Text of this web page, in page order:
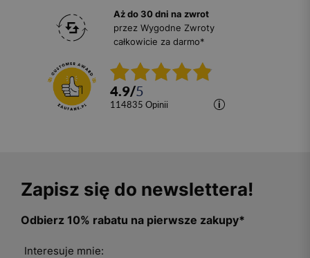
Aż do 30 dni na zwrot
przez Wygodne Zwroty
całkowicie za darmo*
4.9/5
114835 opinii
Zapisz się do newslettera!
Odbierz 10% rabatu na pierwsze zakupy*
Interesuje mnie: